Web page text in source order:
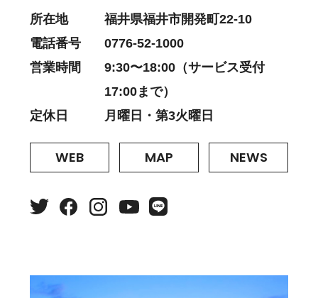
所在地
福井県福井市開発町22-10
電話番号
0776-52-1000
営業時間
9:30〜18:00（サービス受付
17:00まで）
定休日
月曜日・第3火曜日
WEB MAP NEWS